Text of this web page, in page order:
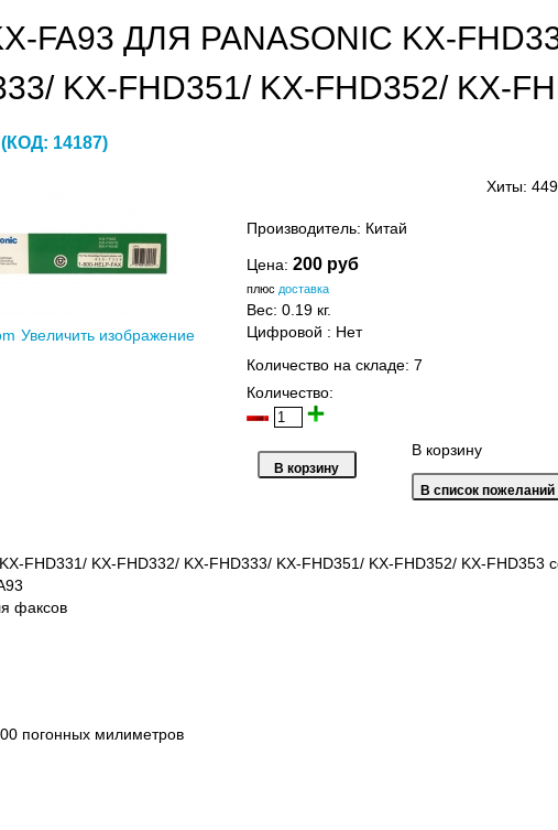
ДЛЯ PANASONIC KX-
KX-FHD351/ KX-FHD352/ KX-
(КОД: 14187)
Хиты:
Увеличить изображение
Производитель: Китай
Цена: 200 руб
плюс доставка
Вес: 0.19 кг.
Цифровой : Нет
Количество на складе: 7
Количество:
В корзину
FHD331/ KX-FHD332/ KX-FHD333/ KX-FHD351/ KX-FHD352/ KX-FHD353
факсов
погонных милиметров